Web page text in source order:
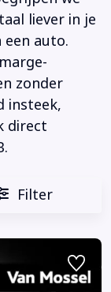
liever in je
auto.
zonder
insteek,
direct
Filter